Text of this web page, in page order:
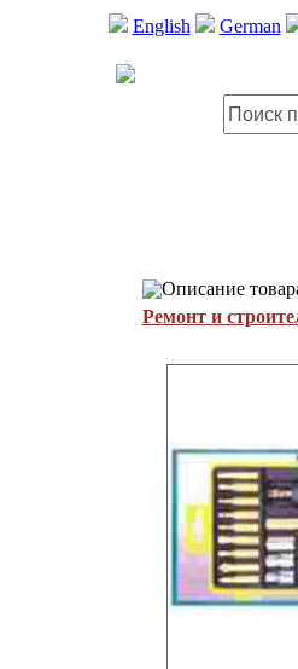
English German
Описание
Ремонт и